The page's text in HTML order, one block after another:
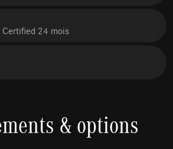
Certified 24 mois
& options